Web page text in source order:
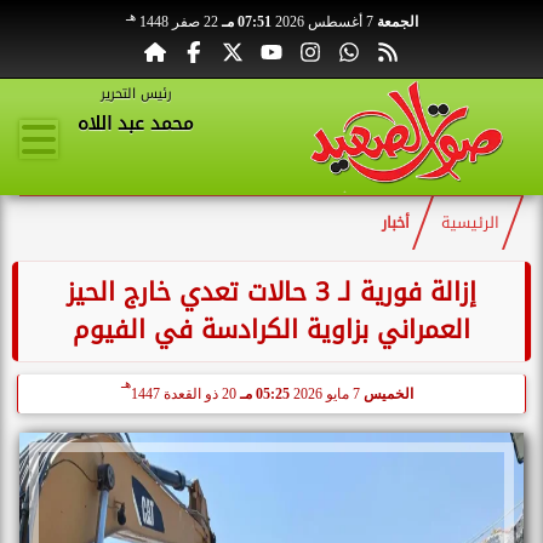
الجمعة 7 أغسطس 2026 07:51 مـ 22 صفر 1448 هـ
رئيس التحرير
محمد عبد اللاه
الرئيسية أخبار
إزالة فورية لـ 3 حالات تعدي خارج الحيز
العمراني بزاوية الكرادسة في الفيوم
الخميس 7 مايو 2026 05:25 مـ 20 ذو القعدة 1447
هـ